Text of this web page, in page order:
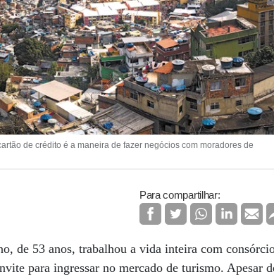
de crédito é a maneira de fazer negócios com moradores de
Para compartilhar:
de 53 anos, trabalhou a vida inteira com
para ingressar no mercado de turismo. Apesar